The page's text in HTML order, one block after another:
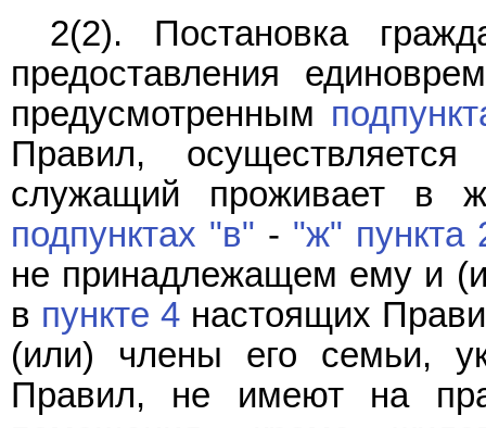
2(2). Постановка
предоставления
предусмотренным
Правил,
служащий проживает в
подпунктах "в" - "ж" пункта
не принадлежащем ему и
в пункте 4 настоящих
(или) члены его семьи,
Правил, не имеют на